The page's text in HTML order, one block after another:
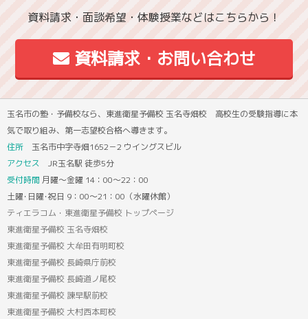
資料請求・面談希望・体験授業などはこちらから！
資料請求・お問い合わせ
玉名市の塾・予備校なら、東進衛星予備校 玉名寺畑校 高校生の受験指導に本
気で取り組み、第一志望校合格へ導きます。
住所 玉名市中字寺畑1652－2 ウイングスビル
アクセス JR玉名駅 徒歩5分
受付時間 月曜～金曜 14：00～22：00
土曜･日曜･祝日 9：00～21：00（水曜休館）
ティエラコム・東進衛星予備校 トップページ
東進衛星予備校 玉名寺畑校
東進衛星予備校 大牟田有明町校
東進衛星予備校 長崎県庁前校
東進衛星予備校 長崎道ノ尾校
東進衛星予備校 諫早駅前校
東進衛星予備校 大村西本町校